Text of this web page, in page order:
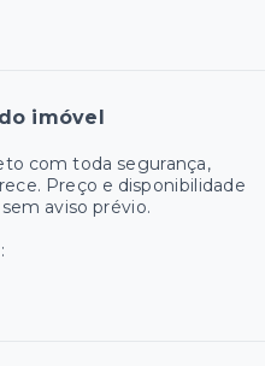
imóvel
com toda segurança,
Preço e disponibilidade
aviso prévio.